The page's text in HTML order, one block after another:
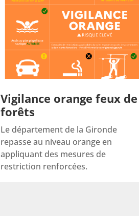
Vigilance orange feux de
forêts
Le département de la Gironde
repasse au niveau orange en
appliquant des mesures de
restriction renforcées.